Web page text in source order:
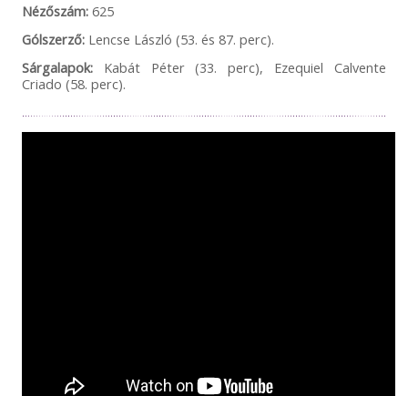
Nézőszám:625
Gólszerző:Lencse László (53. és 87. perc).
Sárgalapok:Kabát Péter (33. perc), Ezequiel Calvente
Criado (58. perc).